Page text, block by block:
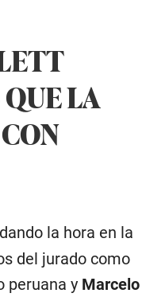
LA
la hora en la
del jurado como
peruana y Marcelo